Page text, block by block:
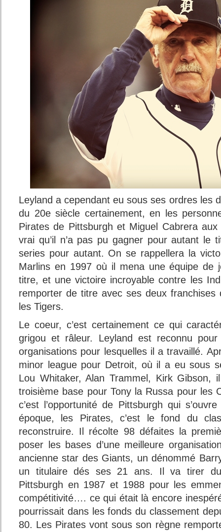
Leyland a cependant eu sous ses ordres les
du 20e siècle certainement, en les
Pirates de Pittsburgh et Miguel Cabrera
vrai qu’il n’a pas pu gagner pour autant le
series pour autant. On se rappellera la
Marlins en 1997 où il mena une équipe de
titre, et une victoire incroyable contre les
remporter de titre avec ses deux franchises
les Tigers.
Le coeur, c’est certainement ce qui
grigou et râleur. Leyland est reconnu
organisations pour lesquelles il a travaillé.
minor league pour Detroit, où il a eu sous
Lou Whitaker, Alan Trammel, Kirk Gibson,
troisième base pour Tony la Russa pour les
c’est l’opportunité de Pittsburgh qui
époque, les Pirates, c’est le fond du
reconstruire. Il récolte 98 défaites la
poser les bases d’une meilleure
ancienne star des Giants, un dénommé
un titulaire dés ses 21 ans. Il va tirer
Pittsburgh en 1987 et 1988 pour les
compétitivité…. ce qui était là encore
pourrissait dans les fonds du classement
80. Les Pirates vont sous son règne